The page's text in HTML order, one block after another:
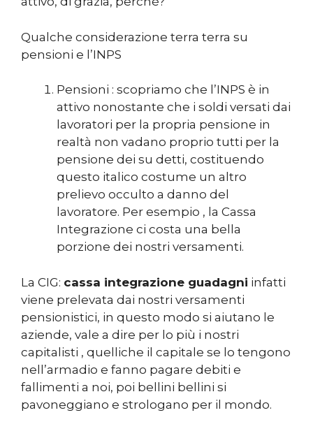
Qualche considerazione terra terra su
pensioni e l’INPS
Pensioni : scopriamo che l’INPS è in
attivo nonostante che i soldi versati dai
lavoratori per la propria pensione in
realtà non vadano proprio tutti per la
pensione dei su detti, costituendo
questo italico costume un altro
prelievo occulto a danno del
lavoratore. Per esempio , la Cassa
Integrazione ci costa una bella
porzione dei nostri versamenti.
La CIG: cassa integrazione guadagni infatti
viene prelevata dai nostri versamenti
pensionistici, in questo modo si aiutano le
aziende, vale a dire per lo più i nostri
capitalisti , quelliche il capitale se lo tengono
nell’armadio e fanno pagare debiti e
fallimenti a noi, poi bellini bellini si
pavoneggiano e strologano per il mondo.